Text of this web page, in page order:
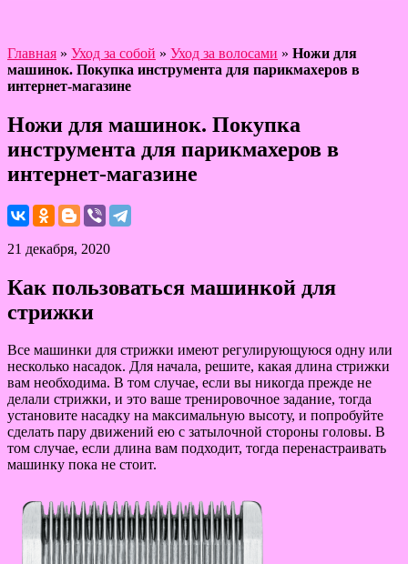
Главная » Уход за собой » Уход за волосами » Ножи для
машинок. Покупка инструмента для парикмахеров в
интернет-магазине
Ножи для машинок. Покупка
инструмента для парикмахеров в
интернет-магазине
21 декабря, 2020
Как пользоваться машинкой для
стрижки
Все машинки для стрижки имеют регулирующуюся одну или
несколько насадок. Для начала, решите, какая длина стрижки
вам необходима. В том случае, если вы никогда прежде не
делали стрижки, и это ваше тренировочное задание, тогда
установите насадку на максимальную высоту, и попробуйте
сделать пару движений ею с затылочной стороны головы. В
том случае, если длина вам подходит, тогда перенастраивать
машинку пока не стоит.